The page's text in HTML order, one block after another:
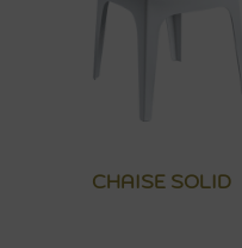
CHAISE SOLID